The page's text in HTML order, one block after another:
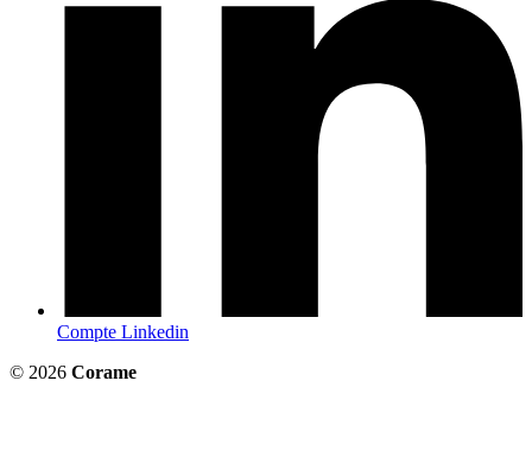
Compte Linkedin
© 2026 Corame